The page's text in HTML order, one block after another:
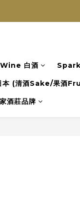
免費送貨
白酒
本 (清酒Sake/果酒
酒莊品牌